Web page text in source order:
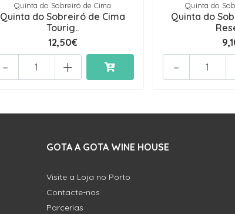
Quinta do Sobreiró de Cima
Quinta do Sobreiró de Cima
Tourig..
12,50€
+
-
Quinta do
Quinta do
-
GOTA A GOTA WINE HOUSE
Visite a Loja no Porto
Contacte-nos
Parcerias